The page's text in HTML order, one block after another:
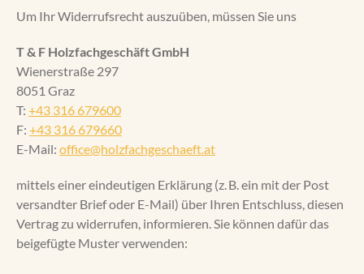
Terrassen
Service
Referenzen
Unser Weg
Um Ihr Widerrufsrecht auszuüben, müssen Sie uns
T & F Holzfachgeschäft GmbH
Wienerstraße 297
8051 Graz
T: +43 316 679600
F: +43 316 679660
E-Mail: office@holzfachgeschaeft.at
mittels einer eindeutigen Erklärung (z. B. ein mit der Post
versandter Brief oder E-Mail) über Ihren Entschluss, diesen
Vertrag zu widerrufen, informieren. Sie können dafür das
beigefügte Muster verwenden: